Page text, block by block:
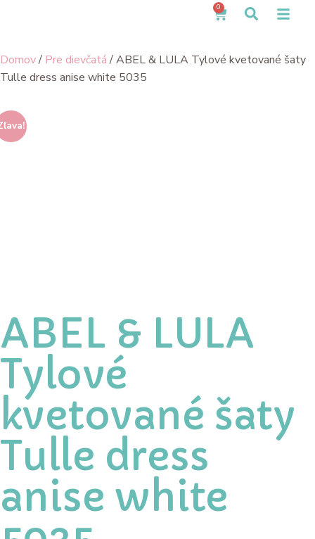
0
Domov/ Pre dievčatá/ ABEL & LULA Tylové kvetované šaty
Tulle dress anise white 5035
ABEL & LULA
Tylové
kvetované šaty
Tulle dress
anise white